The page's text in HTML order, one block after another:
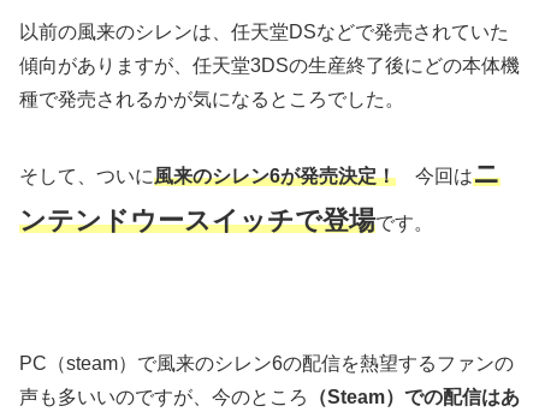
以前の風来のシレンは、任天堂DSなどで発売されていた
傾向がありますが、任天堂3DSの生産終了後にどの本体機
種で発売されるかが気になるところでした。
そして、ついに風来のシレン6が発売決定！ 今回はニ
ンテンドウースイッチで登場です。
PC（steam）で風来のシレン6の配信を熱望するファンの
声も多いいのですが、今のところ
（Steam）での配信はあ